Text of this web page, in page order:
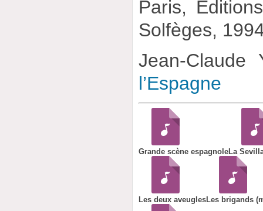
Paris,
Solfèges,
Jean-
l’Espagne
Grande scène espagnoleLa
Les deux aveuglesLes brigands